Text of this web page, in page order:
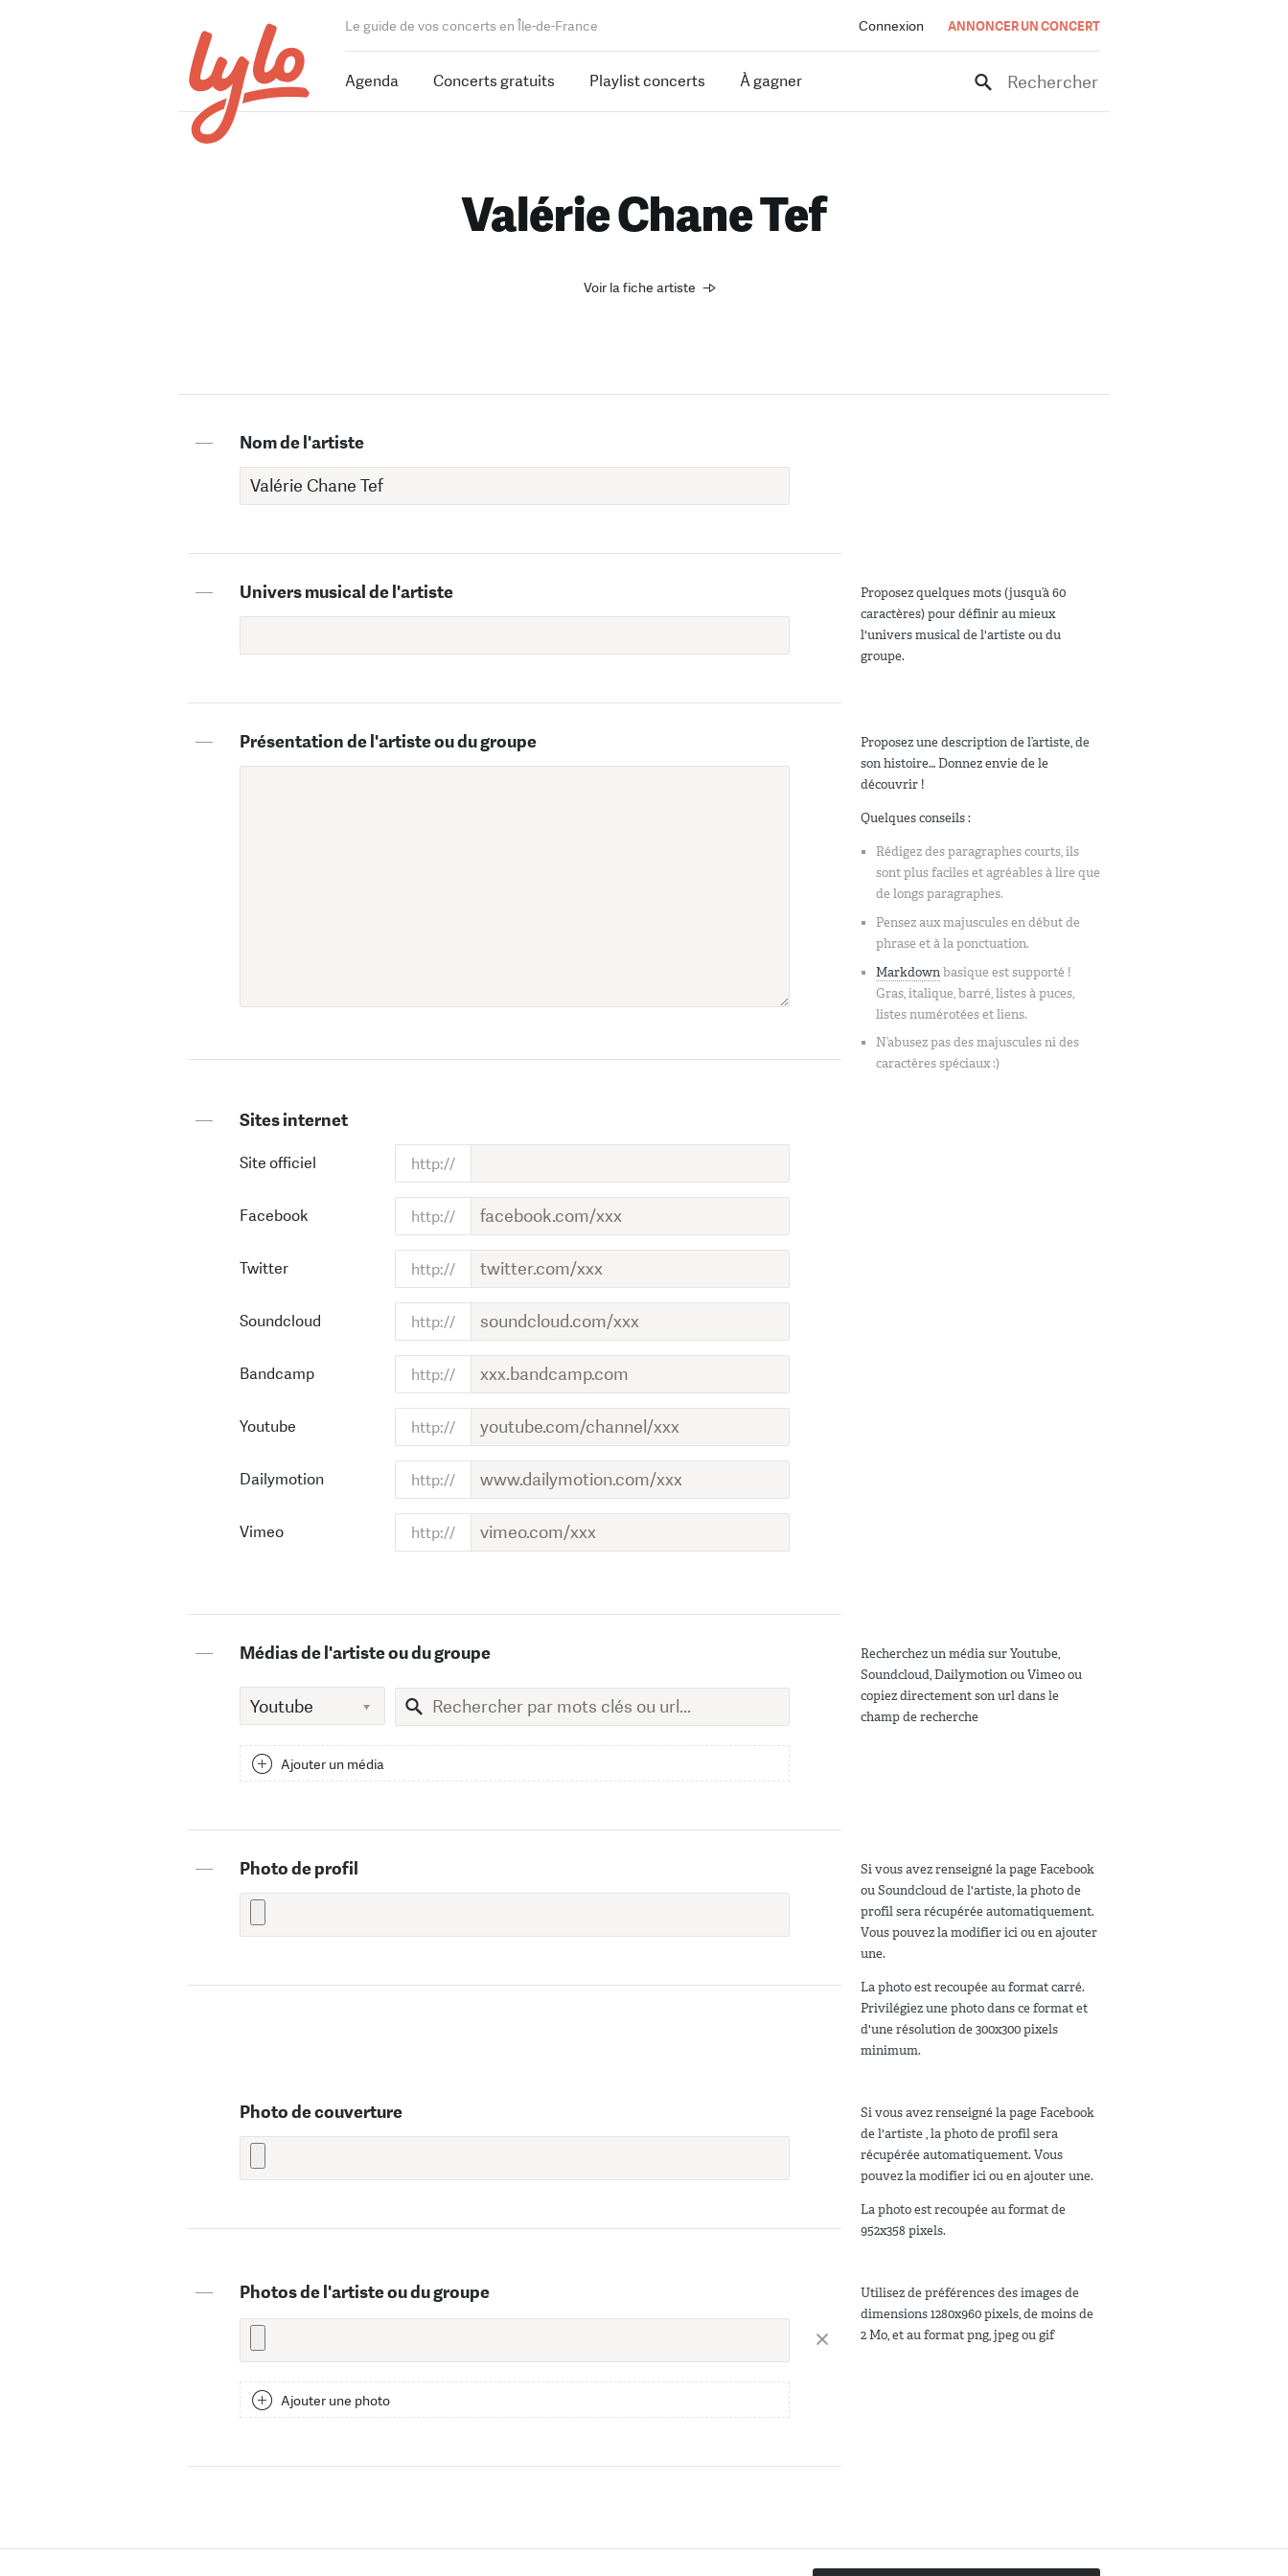
Connexion ANNONCER UN CONCERT
Le guide de vos concerts en Île-de-France
Agenda Concerts gratuits Playlist concerts À gagner Rechercher
Valérie Chane Tef
Voir la fiche artiste
— Nom de l'artiste
— Univers musical de l'artiste
Proposez quelques mots (jusqu’à 60
caractères) pour définir au mieux
l'univers musical de l'artiste ou du
groupe.
— Présentation de l'artiste ou du groupe
Proposez une description de l’artiste, de
son histoire… Donnez envie de le
découvrir !
Quelques conseils :
Rédigez des paragraphes courts, ils
sont plus faciles et agréables à lire que
de longs paragraphes.
Pensez aux majuscules en début de
phrase et à la ponctuation.
Markdownbasique est supporté !
Gras, italique, barré, listes à puces,
listes numérotées et liens.
N’abusez pas des majuscules ni des
caractères spéciaux :)
— Sites internet
Site officiel
Facebook
Twitter
Soundcloud
Bandcamp
Youtube
Dailymotion
Vimeo
— Médias de l'artiste ou du groupe
Ajouter un média
Recherchez un média sur Youtube,
Soundcloud, Dailymotion ou Vimeo ou
copiez directement son url dans le
champ de recherche
— Photo de profil
Si vous avez renseigné la page Facebook
ou Soundcloud de l'artiste, la photo de
profil sera récupérée automatiquement.
Vous pouvez la modifier ici ou en ajouter
une.
La photo est recoupée au format carré.
Privilégiez une photo dans ce format et
d'une résolution de 300x300 pixels
minimum.
Photo de couverture
Si vous avez renseigné la page Facebook
de l'artiste , la photo de profil sera
récupérée automatiquement. Vous
pouvez la modifier ici ou en ajouter une.
La photo est recoupée au format de
952x358 pixels.
— Photos de l'artiste ou du groupe
Ajouter une photo
Utilisez de préférences des images de
dimensions 1280x960 pixels, de moins de
2 Mo, et au format png, jpeg ou gif